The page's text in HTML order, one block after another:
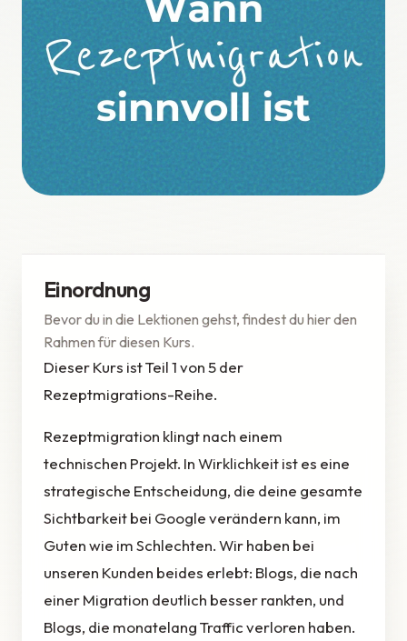
Einordnung
Bevor du in die Lektionen gehst, findest du hier den
Rahmen für diesen Kurs.
Dieser Kurs ist Teil 1 von 5 der
Rezeptmigrations-Reihe.
Rezeptmigration klingt nach einem
technischen Projekt. In Wirklichkeit ist es eine
strategische Entscheidung, die deine gesamte
Sichtbarkeit bei Google verändern kann, im
Guten wie im Schlechten. Wir haben bei
unseren Kunden beides erlebt: Blogs, die nach
einer Migration deutlich besser rankten, und
Blogs, die monatelang Traffic verloren haben.